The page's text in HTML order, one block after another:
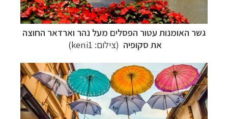
גשר האומנות עטור הפסלים מעל נהר וארדאר החוצה
את סקופיה (צילום: keni1)